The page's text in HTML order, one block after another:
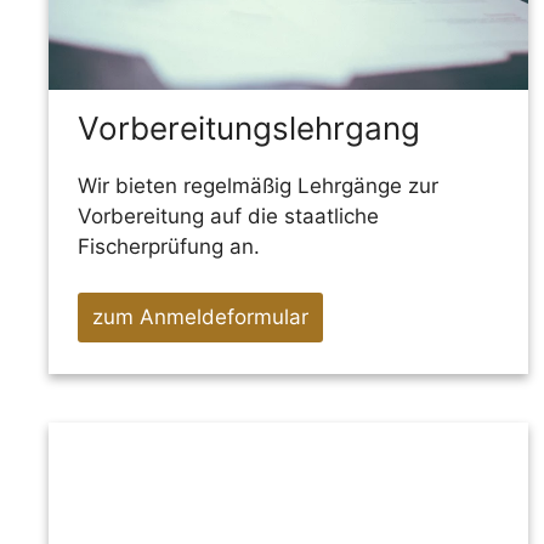
Vorbereitungslehrgang
Wir bieten regelmäßig Lehrgänge zur
Vorbereitung auf die staatliche
Fischerprüfung an.
zum Anmeldeformular